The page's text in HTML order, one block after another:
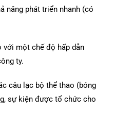
năng phát triển nhanh (có
một chế độ hấp dẫn
ty.
câu lạc bộ thể thao (bóng
sự kiện được tổ chức cho